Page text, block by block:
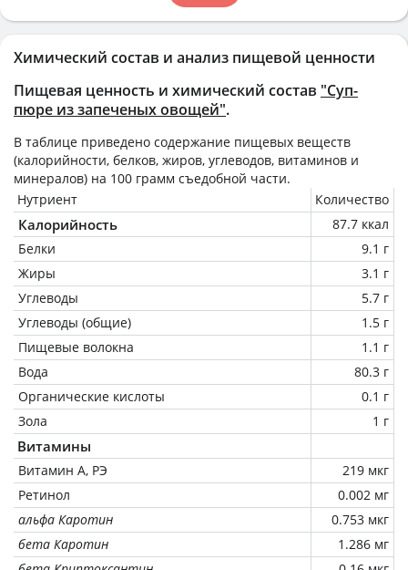
Химический состав и анализ пищевой ценности
Пищевая ценность и химический состав "Суп-
пюре из запеченых овощей".
В таблице приведено содержание пищевых веществ
(калорийности, белков, жиров, углеводов, витаминов и
минералов) на 100 грамм съедобной части.
Нутриент
Количество
Калорийность
87.7 ккал
Белки
9.1 г
Жиры
3.1 г
Углеводы
5.7 г
Углеводы (общие)
1.5 г
Пищевые волокна
1.1 г
Вода
80.3 г
Органические кислоты
0.1 г
Зола
1 г
Витамины
Витамин А, РЭ
219 мкг
Ретинол
0.002 мг
альфа Каротин
0.753 мкг
бета Каротин
1.286 мг